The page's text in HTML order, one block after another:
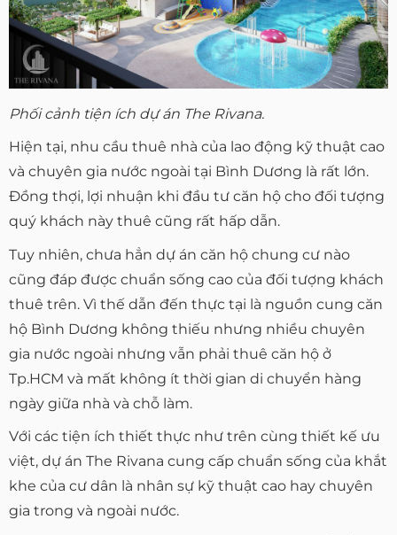
Phối cảnh tiện ích dự án The Rivana.
Hiện tại, nhu cầu thuê nhà của lao động kỹ thuật cao
và chuyên gia nước ngoài tại Bình Dương là rất lớn.
Đồng thợi, lợi nhuận khi đầu tư căn hộ cho đối tượng
quý khách này thuê cũng rất hấp dẫn.
Tuy nhiên, chưa hẳn dự án căn hộ chung cư nào
cũng đáp được chuẩn sống cao của đối tượng khách
thuê trên. Vì thế dẫn đến thực tại là nguồn cung căn
hộ Bình Dương không thiếu nhưng nhiều chuyên
gia nước ngoài nhưng vẫn phải thuê căn hộ ở
Tp.HCM và mất không ít thời gian di chuyển hàng
ngày giữa nhà và chỗ làm.
Với các tiện ích thiết thực như trên cùng thiết kế ưu
việt, dự án The Rivana cung cấp chuẩn sống của khắt
khe của cư dân là nhân sự kỹ thuật cao hay chuyên
gia trong và ngoài nước.